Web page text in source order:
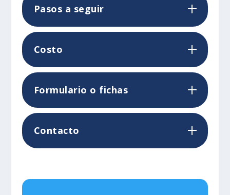
Pasos a seguir
Costo
Formulario o fichas
Contacto